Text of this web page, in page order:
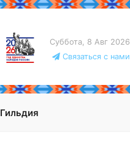
Суббота, 8 Авг 2026
Связаться с нами
Гильдия